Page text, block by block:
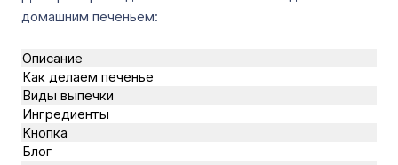
домашним печеньем:
Описание
Как делаем печенье
Виды выпечки
Ингредиенты
Кнопка
Блог